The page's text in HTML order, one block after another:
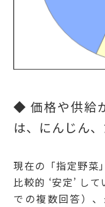
◆ 価格や供給
は、にんじん
現在の「指定野菜
比較的 ‘安定’ し
での複数回答）